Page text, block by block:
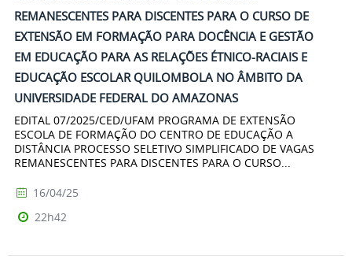
REMANESCENTES PARA DISCENTES PARA O CURSO DE
EXTENSÃO EM FORMAÇÃO PARA DOCÊNCIA E GESTÃO
EM EDUCAÇÃO PARA AS RELAÇÕES ÉTNICO-RACIAIS E
EDUCAÇÃO ESCOLAR QUILOMBOLA NO ÂMBITO DA
UNIVERSIDADE FEDERAL DO AMAZONAS
EDITAL 07/2025/CED/UFAM PROGRAMA DE EXTENSÃO
ESCOLA DE FORMAÇÃO DO CENTRO DE EDUCAÇÃO A
DISTÂNCIA PROCESSO SELETIVO SIMPLIFICADO DE VAGAS
REMANESCENTES PARA DISCENTES PARA O CURSO...
16/04/25
22h42